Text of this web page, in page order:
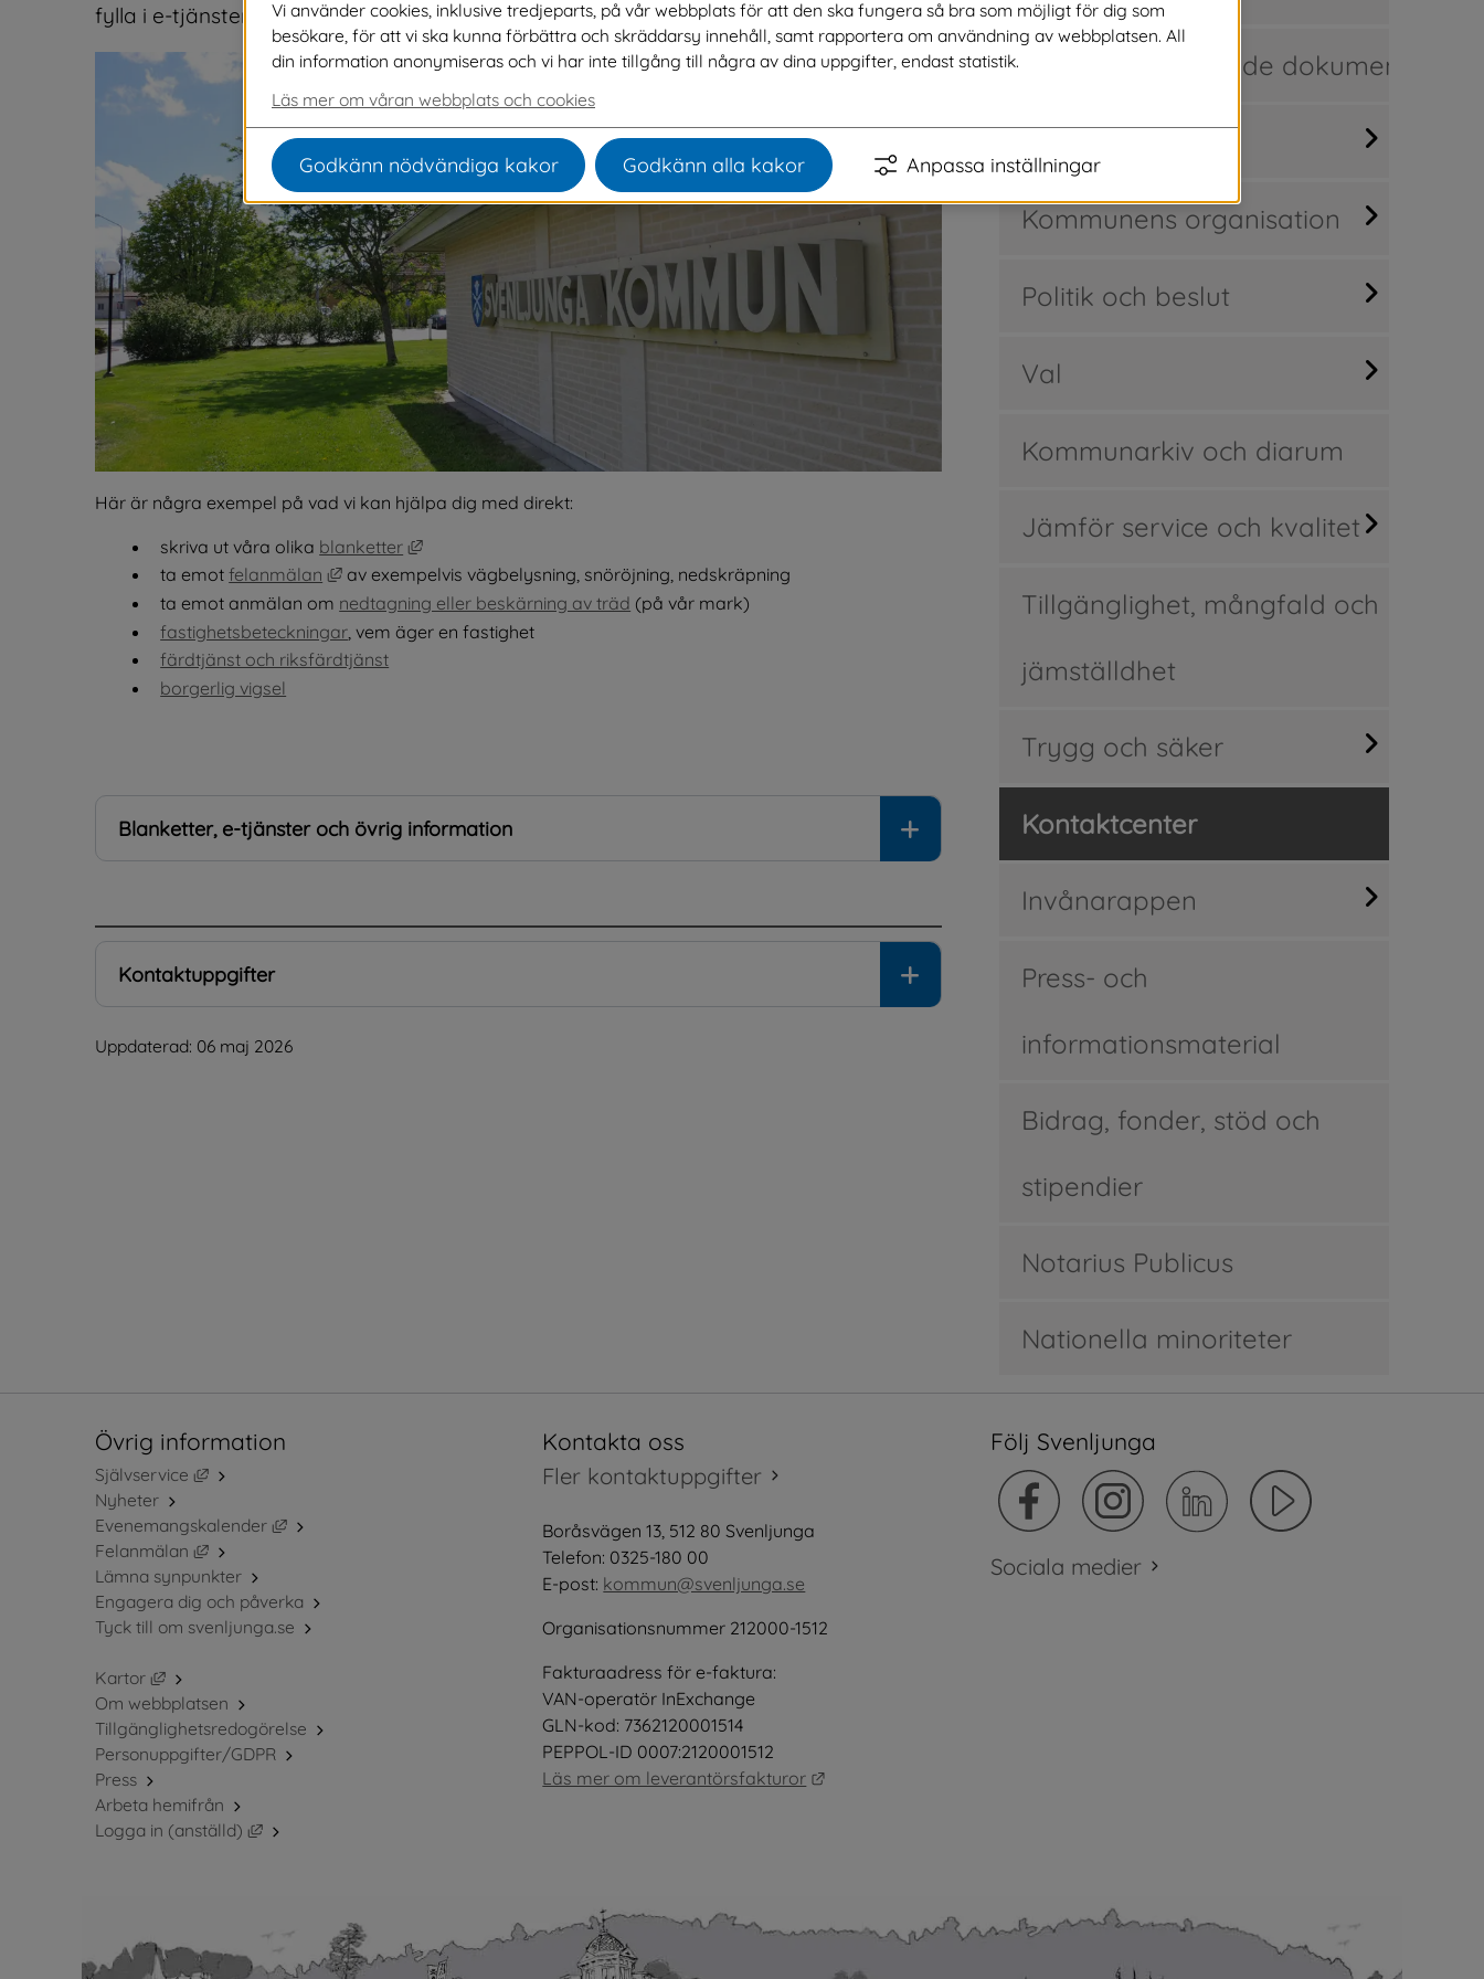
fylla i e-tjänster om du själv inte har möjlighet till detta
Här är några exempel på vad vi kan hjälpa dig med direkt:
skriva ut våra olika blanketter
Länk till annan webbplats, öppnas i nytt fönster.
ta emot felanmälan Länk till annan webbplats, öppnas i nytt fönster.
av exempelvis vägbelysning, snöröjning, nedskräpning
ta emot anmälan om nedtagning eller beskärning av träd (på vår mark)
fastighetsbeteckningar , vem äger en fastighet
färdtjänst och riksfärdtjänst
borgerlig vigsel
Blanketter, e-tjänster och övrig information
Kontaktuppgifter
Uppdaterad: 06 maj 2026
Regler och styrande dokument
Kommunens organisation
Politik och beslut
Val
Kommunarkiv och diarum
Jämför service och kvalitet
Tillgänglighet, mångfald och
jämställdhet
Trygg och säker
Kontaktcenter
Invånarappen
Press- och
informationsmaterial
Bidrag, fonder, stöd och
stipendier
Notarius Publicus
Nationella minoriteter
Övrig information
Självservice
Länk till annan webbplats, öppnas i nytt fönster.
Nyheter
Evenemangskalender
Länk till annan webbplats, öppnas i nytt fönster.
Felanmälan
Länk till annan webbplats, öppnas i nytt fönster.
Lämna synpunkter
Engagera dig och påverka
Tyck till om svenljunga.se
Kartor
Länk till annan webbplats, öppnas i nytt fönster.
Om webbplatsen
Tillgänglighetsredogörelse
Personuppgifter/GDPR
Press
Arbeta hemifrån
Logga in (anställd)
Länk till annan webbplats, öppnas i nytt fönster.
Kontakta oss
Fler kontaktuppgifter
Boråsvägen 13, 512 80 Svenljunga
Telefon: 0325-180 00
E-post: kommun@svenljunga.se
Organisationsnummer 212000-1512
Fakturaadress för e-faktura:
VAN-operatör InExchange
GLN-kod: 7362120001514
PEPPOL-ID 0007:2120001512
Läs mer om leverantörsfakturor
Följ Svenljunga
Sociala medier
Vi använder cookies, inklusive tredjeparts, på vår webbplats för att den ska fungera så bra som möjligt för dig som
besökare, för att vi ska kunna förbättra och skräddarsy innehåll, samt rapportera om användning av webbplatsen. All
din information anonymiseras och vi har inte tillgång till några av dina uppgifter, endast statistik.
Läs mer om våran webbplats och cookies
Godkänn nödvändiga kakor Godkänn alla kakor Anpassa inställningar